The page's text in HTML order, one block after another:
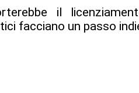
il
facciano un passo